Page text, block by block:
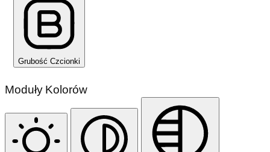
Grubość Czcionki
Moduły Kolorów